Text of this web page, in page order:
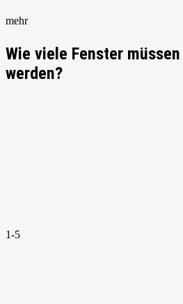
mehr
Wie viele Fenster
werden?
1-5